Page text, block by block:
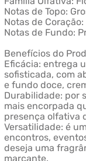
Notas de Topo:
Notas de
Notas de Fundo:
Benefícios do
Eficácia: entrega
sofisticada, com
e fundo doce,
Durabilidade: por
mais encorpada
presença olfativa
Versatilidade: é
encontros,
deseja uma
marcante.